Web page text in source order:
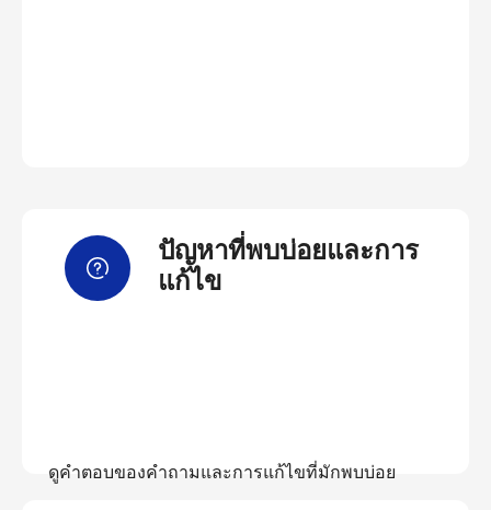
ปัญหาที่พบบ่อยและการ
แก้ไข
ดูคำตอบของคำถามและการแก้ไขที่มักพบบ่อย